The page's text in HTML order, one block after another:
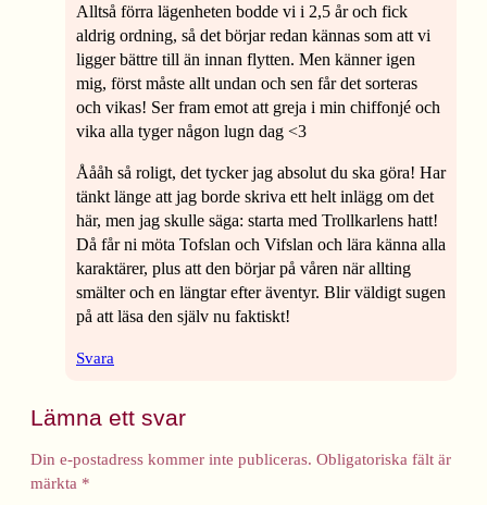
Alltså förra lägenheten bodde vi i 2,5 år och fick
aldrig ordning, så det börjar redan kännas som att vi
ligger bättre till än innan flytten. Men känner igen
mig, först måste allt undan och sen får det sorteras
och vikas! Ser fram emot att greja i min chiffonjé och
vika alla tyger någon lugn dag <3
Åååh så roligt, det tycker jag absolut du ska göra! Har
tänkt länge att jag borde skriva ett helt inlägg om det
här, men jag skulle säga: starta med Trollkarlens hatt!
Då får ni möta Tofslan och Vifslan och lära känna alla
karaktärer, plus att den börjar på våren när allting
smälter och en längtar efter äventyr. Blir väldigt sugen
på att läsa den själv nu faktiskt!
Svara
Lämna ett svar
Din e-postadress kommer inte publiceras. Obligatoriska fält är
märkta *